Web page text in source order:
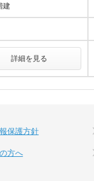
建
詳細を見る
保護方針
方へ